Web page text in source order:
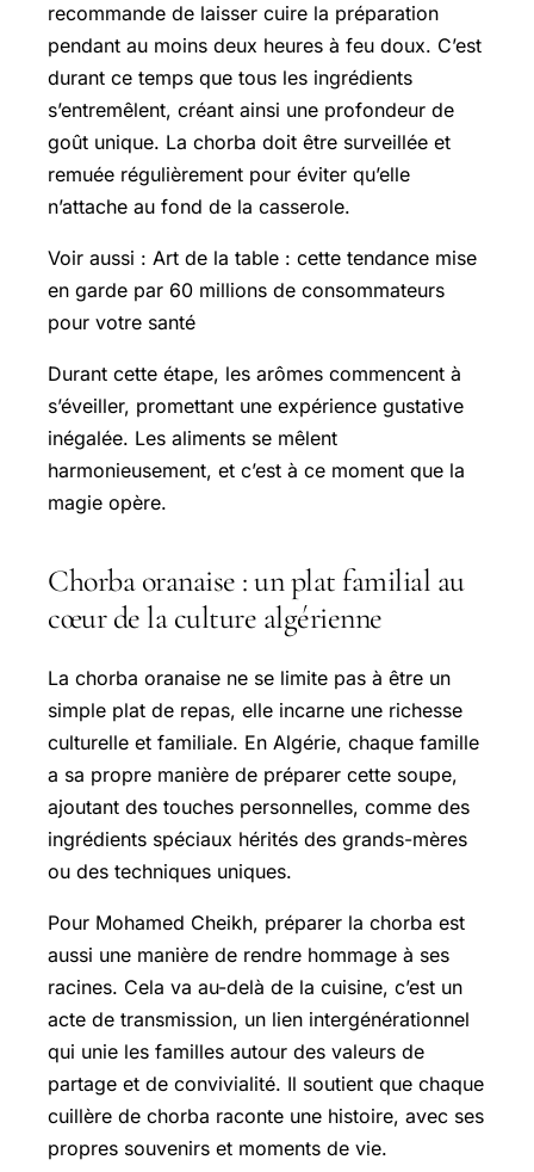
recommande de laisser cuire la préparation
pendant au moins deux heures à feu doux. C’est
durant ce temps que tous les ingrédients
s’entremêlent, créant ainsi une profondeur de
goût unique. La chorba doit être surveillée et
remuée régulièrement pour éviter qu’elle
n’attache au fond de la casserole.
Voir aussi : Art de la table : cette tendance mise
en garde par 60 millions de consommateurs
pour votre santé
Durant cette étape, les arômes commencent à
s’éveiller, promettant une expérience gustative
inégalée. Les aliments se mêlent
harmonieusement, et c’est à ce moment que la
magie opère.
Chorba oranaise : un plat familial au
cœur de la culture algérienne
La chorba oranaise ne se limite pas à être un
simple plat de repas, elle incarne une richesse
culturelle et familiale. En Algérie, chaque famille
a sa propre manière de préparer cette soupe,
ajoutant des touches personnelles, comme des
ingrédients spéciaux hérités des grands-mères
ou des techniques uniques.
Pour Mohamed Cheikh, préparer la chorba est
aussi une manière de rendre hommage à ses
racines. Cela va au-delà de la cuisine, c’est un
acte de transmission, un lien intergénérationnel
qui unie les familles autour des valeurs de
partage et de convivialité. Il soutient que chaque
cuillère de chorba raconte une histoire, avec ses
propres souvenirs et moments de vie.